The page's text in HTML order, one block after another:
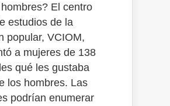
El centro
estudios de la
popular, VCIOM,
a mujeres de 138
qué les gustaba
los hombres. Las
podrían enumerar